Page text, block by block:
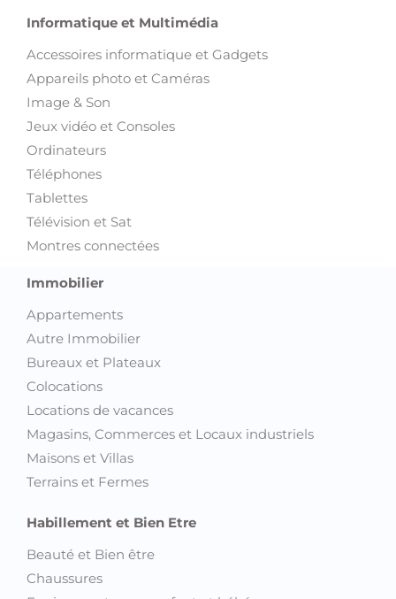
Informatique et Multimédia
Accessoires informatique et Gadgets
Appareils photo et Caméras
Image & Son
Jeux vidéo et Consoles
Ordinateurs
Téléphones
Tablettes
Télévision et Sat
Montres connectées
Immobilier
Appartements
Autre Immobilier
Bureaux et Plateaux
Colocations
Locations de vacances
Magasins, Commerces et Locaux industriels
Maisons et Villas
Terrains et Fermes
Habillement et Bien Etre
Beauté et Bien être
Chaussures